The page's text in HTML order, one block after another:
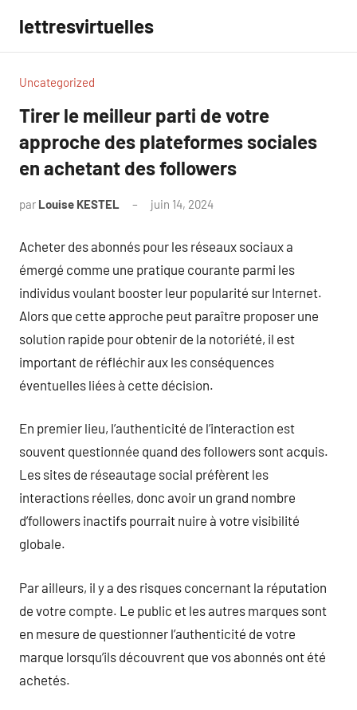
contenu
lettresvirtuelles
Uncategorized
Tirer le meilleur parti de votre
approche des plateformes sociales
en achetant des followers
par Louise KESTEL juin 14, 2024
Acheter des abonnés pour les réseaux sociaux a
émergé comme une pratique courante parmi les
individus voulant booster leur popularité sur Internet.
Alors que cette approche peut paraître proposer une
solution rapide pour obtenir de la notoriété, il est
important de réfléchir aux les conséquences
éventuelles liées à cette décision.
En premier lieu, l’authenticité de l’interaction est
souvent questionnée quand des followers sont acquis.
Les sites de réseautage social préfèrent les
interactions réelles, donc avoir un grand nombre
d’followers inactifs pourrait nuire à votre visibilité
globale.
Par ailleurs, il y a des risques concernant la réputation
de votre compte. Le public et les autres marques sont
en mesure de questionner l’authenticité de votre
marque lorsqu’ils découvrent que vos abonnés ont été
achetés.